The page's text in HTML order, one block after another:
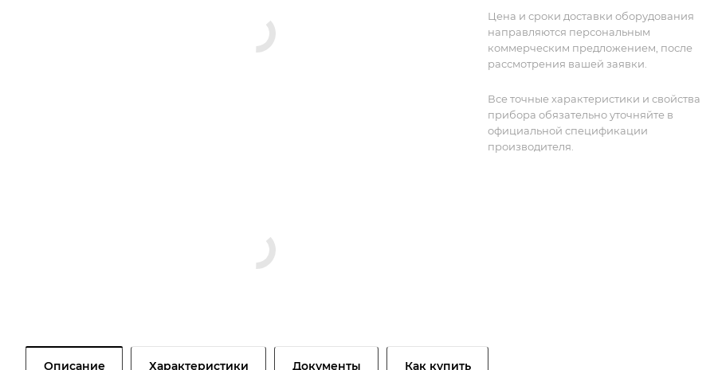
функцией запуска касанием по
выделенной зоне.
Цена и сроки доставки оборудования
направляются персональным
коммерческим предложением, после
рассмотрения вашей заявки.
Все точные характеристики и свойства
прибора обязательно уточняйте в
официальной спецификации
производителя.
Описание Характеристики Документы Как купить